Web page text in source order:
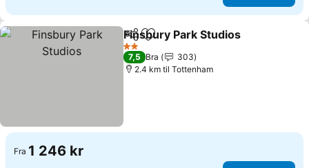
Del Legg til i favoritter
Finsbury Park Studios
2 Stjerner
7,5 Bra
303
2.4 km til Tottenham
Fra 1 246 kr